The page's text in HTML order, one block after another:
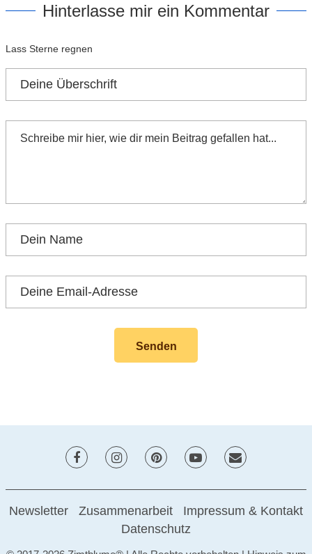
Hinterlasse mir ein Kommentar
Lass Sterne regnen
Newsletter Zusammenarbeit
Impressum & Kontakt
Datenschutz